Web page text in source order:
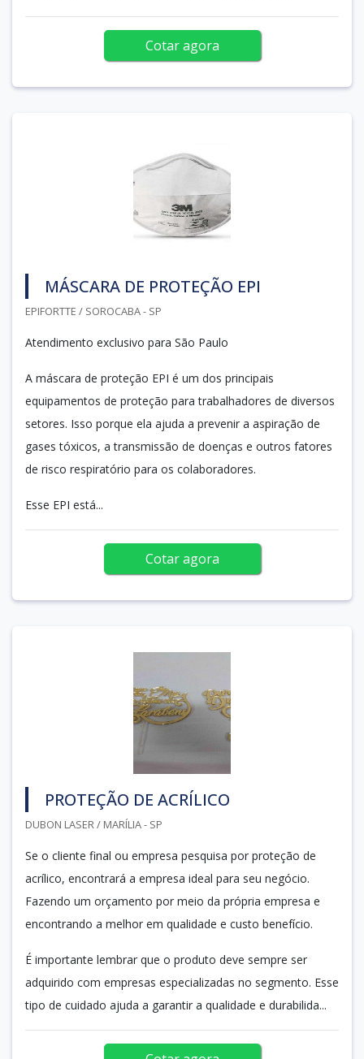
Cotar agora
MÁSCARA DE PROTEÇÃO EPI
EPIFORTTE / SOROCABA - SP
Atendimento exclusivo para São Paulo
A máscara de proteção EPI é um dos principais
equipamentos de proteção para trabalhadores de diversos
setores. Isso porque ela ajuda a prevenir a aspiração de
gases tóxicos, a transmissão de doenças e outros fatores
de risco respiratório para os colaboradores.
Esse EPI está...
Cotar agora
PROTEÇÃO DE ACRÍLICO
DUBON LASER / MARÍLIA - SP
Se o cliente final ou empresa pesquisa por proteção de
acrílico, encontrará a empresa ideal para seu negócio.
Fazendo um orçamento por meio da própria empresa e
encontrando a melhor em qualidade e custo benefício.
É importante lembrar que o produto deve sempre ser
adquirido com empresas especializadas no segmento. Esse
tipo de cuidado ajuda a garantir a qualidade e durabilida...